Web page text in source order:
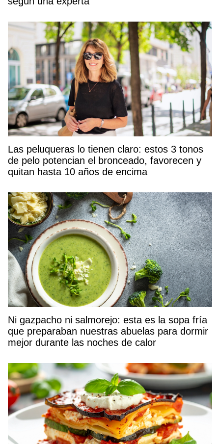
Las peluqueras lo tienen claro: estos 3 tonos
de pelo potencian el bronceado, favorecen y
quitan hasta 10 años de encima
Ni gazpacho ni salmorejo: esta es la sopa fría
que preparaban nuestras abuelas para dormir
mejor durante las noches de calor